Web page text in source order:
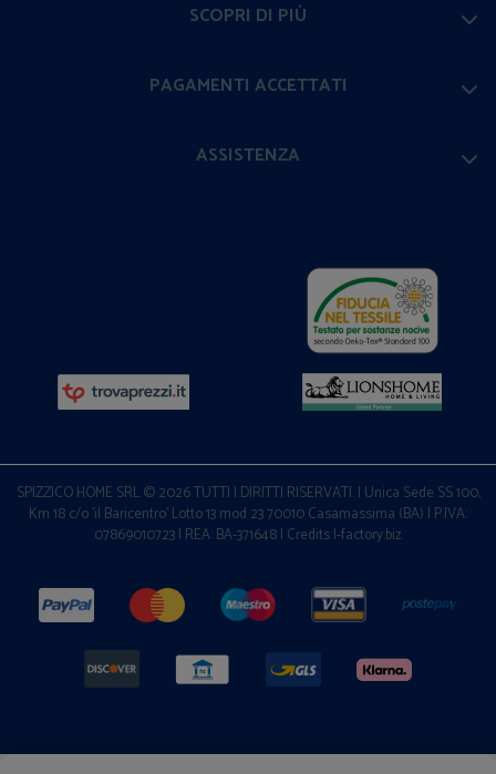
SCOPRI DI PIÙ
PAGAMENTI ACCETTATI
ASSISTENZA
SPIZZICO HOME SRL © 2026 TUTTI I DIRITTI RISERVATI. | Unica Sede SS 100,
Km 18 c/o 'il Baricentro' Lotto 13 mod 23 70010 Casamassima (BA) | P.IVA:
07869010723 | REA: BA-371648 | Credits I-factory.biz